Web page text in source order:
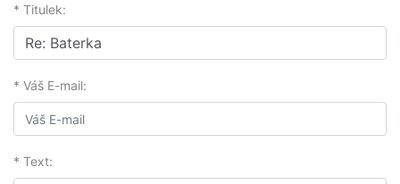
* Titulek:
* Váš E-mail:
* Text: